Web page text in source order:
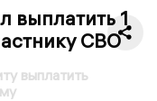
выплатить 1
СВО
выплатить